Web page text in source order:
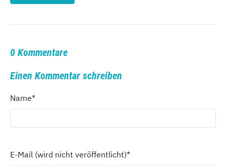
0 Kommentare
Einen Kommentar schreiben
Name*
E-Mail (wird nicht veröffentlicht)*